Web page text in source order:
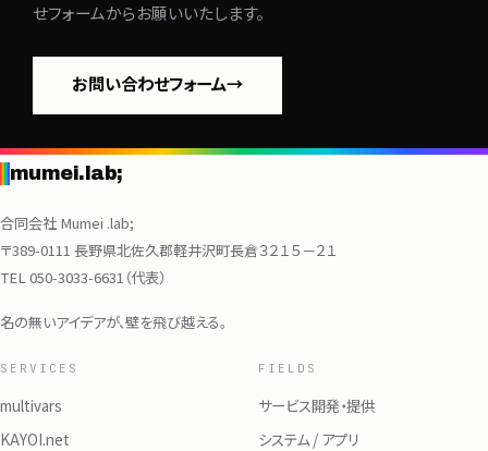
せフォームからお願いいたします。
お問い合わせフォーム→
mumei.lab;
合同会社 Mumei .lab;
〒389-0111 長野県北佐久郡軽井沢町長倉３２１５－２１
TEL050-3033-6631 （代表）
名の無いアイデアが、壁を飛び越える。
SERVICES
multivars
KAYOI.net
FIELDS
サービス開発・提供
システム / アプリ